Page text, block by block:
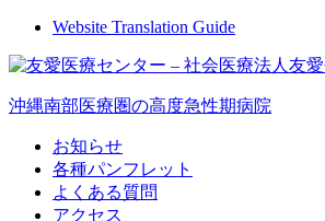
Website Translation Guide
沖縄南部医療圏の高度急性期病院
お知らせ
各種パンフレット
よくある質問
アクセス